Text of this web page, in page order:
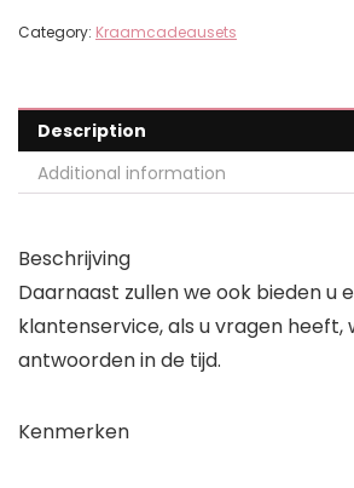
Category: Kraamcadeausets
Description
Additional information
Beschrijving
Daarnaast zullen we ook bieden u
klantenservice, als u vragen heeft,
antwoorden in de tijd.
Kenmerken